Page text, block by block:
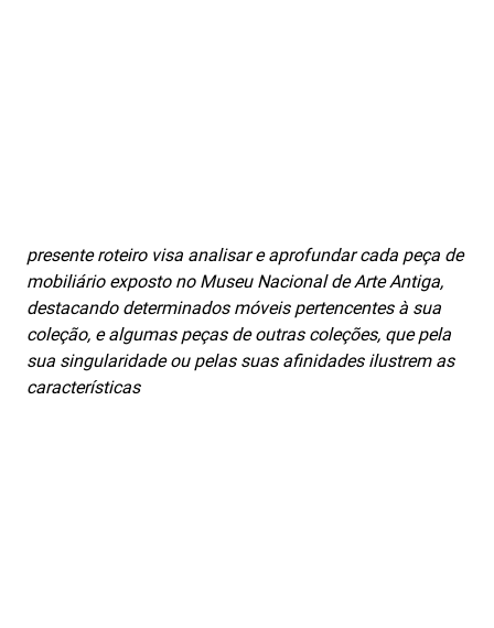
presente roteiro visa analisar e aprofundar cada peça de
mobiliário exposto no Museu Nacional de Arte Antiga,
destacando determinados móveis pertencentes à sua
coleção, e algumas peças de outras coleções, que pela
sua singularidade ou pelas suas afinidades ilustrem as
características